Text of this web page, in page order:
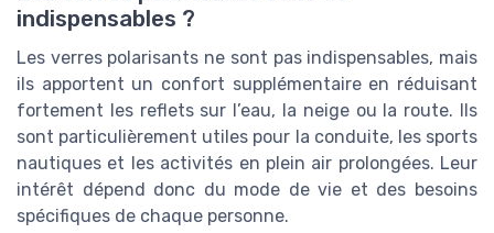
indispensables ?
Les verres polarisants ne sont pas indispensables, mais
ils apportent un confort supplémentaire en réduisant
fortement les reflets sur l’eau, la neige ou la route. Ils
sont particulièrement utiles pour la conduite, les sports
nautiques et les activités en plein air prolongées. Leur
intérêt dépend donc du mode de vie et des besoins
spécifiques de chaque personne.